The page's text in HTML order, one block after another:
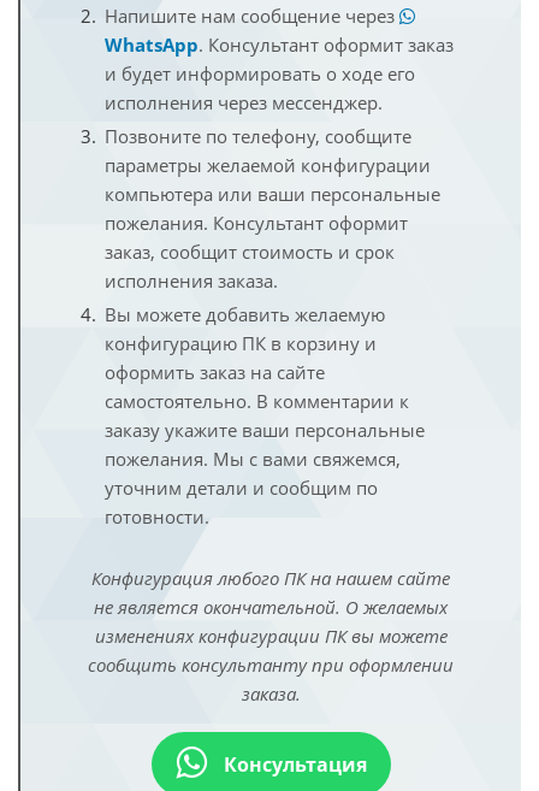
Напишите нам сообщение через
WhatsApp. Консультант оформит заказ
и будет информировать о ходе его
исполнения через мессенджер.
Позвоните по телефону, сообщите
параметры желаемой конфигурации
компьютера или ваши персональные
пожелания. Консультант оформит
заказ, сообщит стоимость и срок
исполнения заказа.
Вы можете добавить желаемую
конфигурацию ПК в корзину и
оформить заказ на сайте
самостоятельно. В комментарии к
заказу укажите ваши персональные
пожелания. Мы с вами свяжемся,
уточним детали и сообщим по
готовности.
Конфигурация любого ПК на нашем сайте
не является окончательной. О желаемых
изменениях конфигурации ПК вы можете
сообщить консультанту при оформлении
заказа.
Консультация